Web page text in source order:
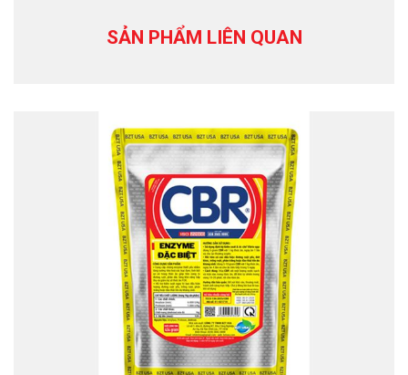
SẢN PHẨM LIÊN QUAN